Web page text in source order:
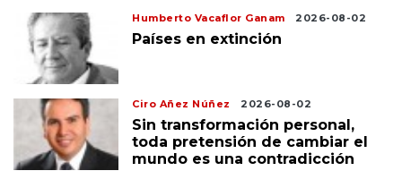
Humberto Vacaflor Ganam 2026-08-02
Países en extinción
Ciro Añez Núñez 2026-08-02
Sin transformación personal,
toda pretensión de cambiar el
mundo es una contradicción